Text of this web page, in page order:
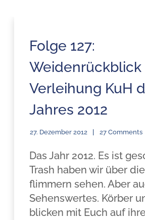
Folge 127:
Weidenrückblick
Verleihung KuH
Jahres 2012
27. Dezember 2012 27 Comments
Das Jahr 2012. Es ist
Trash haben wir über
flimmern sehen. Aber
Sehenswertes. Körber
blicken mit Euch auf